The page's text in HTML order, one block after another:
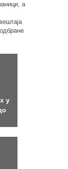
а
у